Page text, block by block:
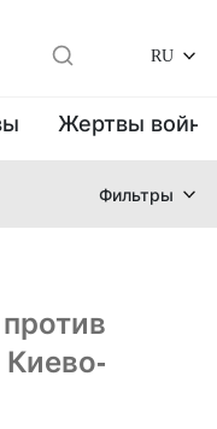
RU
Жертвы
Фильтры